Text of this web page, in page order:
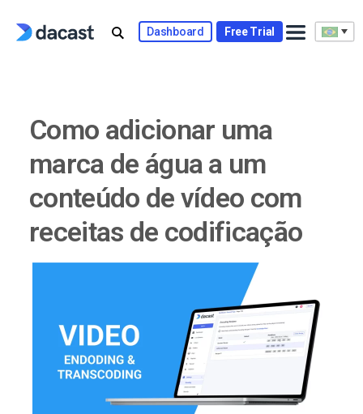
Dashboard Free Trial
Como adicionar uma
marca de água a um
conteúdo de vídeo com
receitas de codificação